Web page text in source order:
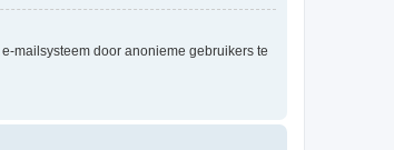
mailsysteem door anonieme gebruikers te